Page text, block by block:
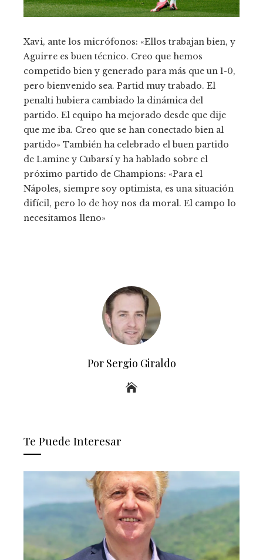
Xavi, ante los micrófonos: «Ellos trabajan bien, y
Aguirre es buen técnico. Creo que hemos
competido bien y generado para más que un 1-0,
pero bienvenido sea. Partid muy trabado. El
penalti hubiera cambiado la dinámica del
partido. El equipo ha mejorado desde que dije
que me iba. Creo que se han conectado bien al
partido» También ha celebrado el buen partido
de Lamine y Cubarsí y ha hablado sobre el
próximo partido de Champions: «Para el
Nápoles, siempre soy optimista, es una situación
difícil, pero lo de hoy nos da moral. El campo lo
necesitamos lleno»
Por Sergio Giraldo
Te Puede Interesar